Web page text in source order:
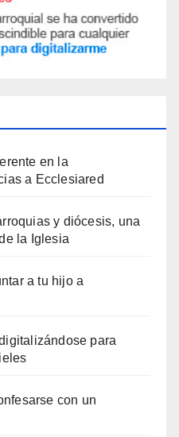
en la
a Ecclesiared
y diócesis, una
la Iglesia
a tu hijo a
para
con un